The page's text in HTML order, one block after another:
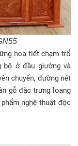
hoạ tiết chạm trổ
bộ ở đầu giường và
chuyển, đường nét
gỗ đặc trưng loang
nghệ thuật độc